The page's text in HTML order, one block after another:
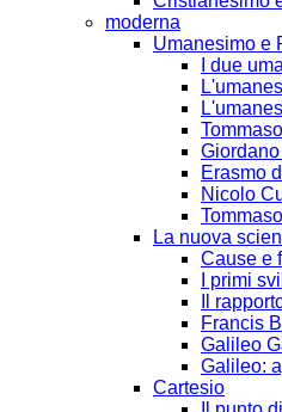
moderna
Umanesimo e
I due
Erasmo
Nicolo
La nuova
Cause e
I primi
Il
Francis
Galileo
Galileo:
Cartesio